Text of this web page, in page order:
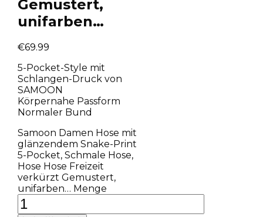
Gemustert,
unifarben…
€69.99
5-Pocket-Style mit
Schlangen-Druck von
SAMOON
Körpernahe Passform
Normaler Bund
Samoon Damen Hose mit
glänzendem Snake-Print
5-Pocket, Schmale Hose,
Hose Hose Freizeit
verkürzt Gemustert,
unifarben… Menge